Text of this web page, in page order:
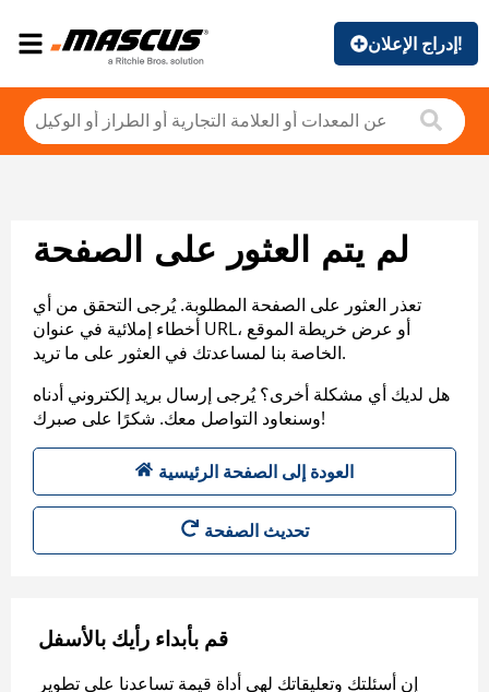
إدراج الإعلان!
لم يتم العثور على الصفحة
تعذر العثور على الصفحة المطلوبة. يُرجى التحقق من أي
أخطاء إملائية في عنوان URL، أو عرض خريطة الموقع
الخاصة بنا لمساعدتك في العثور على ما تريد.
هل لديك أي مشكلة أخرى؟ يُرجى إرسال بريد إلكتروني أدناه
وسنعاود التواصل معك. شكرًا على صبرك!
العودة إلى الصفحة الرئيسية
تحديث الصفحة
قم بأبداء رأيك بالأسفل
إن أسئلتك وتعليقاتك لهي أداة قيمة تساعدنا على تطوير